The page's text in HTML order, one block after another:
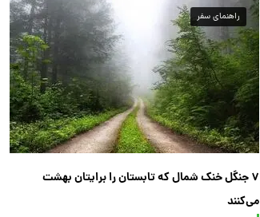
راهنمای سفر
۷ جنگل خنک شمال که تابستان را برایتان بهشت
می‌کنند